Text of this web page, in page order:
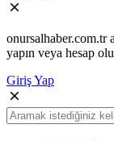
onursalhaber.com.tr
yapın veya hesap
Giriş Yap